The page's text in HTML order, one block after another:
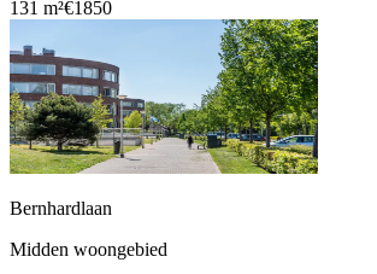
131 m²€1850
Bernhardlaan
Midden woongebied